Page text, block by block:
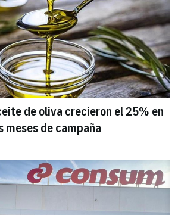
de oliva crecieron el 25% en
de campaña